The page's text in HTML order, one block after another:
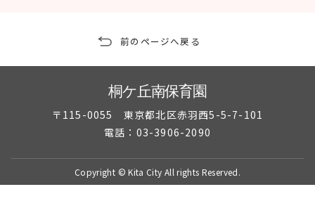
前のページへ戻る
桐ケ丘南保育園
〒115-0055 東京都北区赤羽西5-5-7-101
電話：03-3906-2090
Copyright © Kita City All rights Reserved.